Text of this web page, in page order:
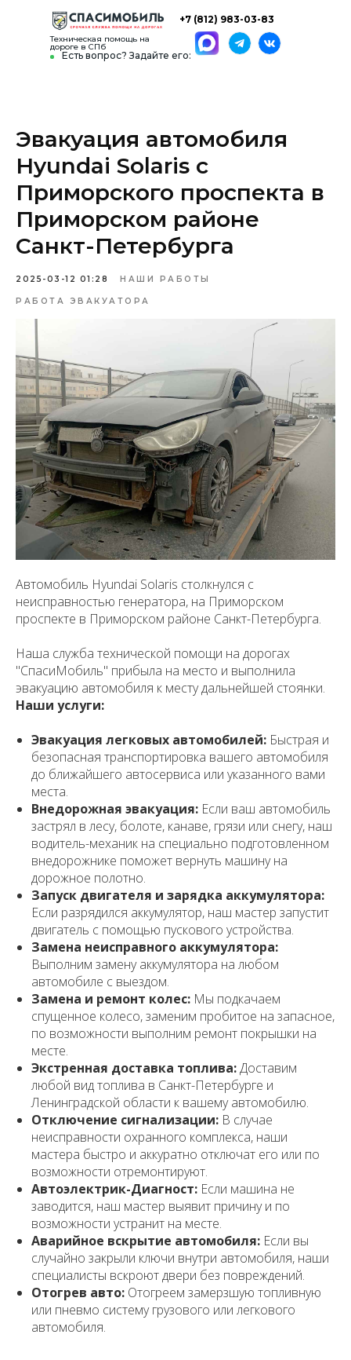
Есть вопрос? Задайте его:
+7 (812) 983-03-83
Техническая помощь на
дороге в СПб
Эвакуация автомобиля
Hyundai Solaris с
Приморского проспекта в
Приморском районе
Санкт-Петербурга
2025-03-12 01:28 НАШИ РАБОТЫ
РАБОТА ЭВАКУАТОРА
Автомобиль Hyundai Solaris столкнулся с
неисправностью генератора, на Приморском
проспекте в Приморском районе Санкт-Петербурга.
Наша служба технической помощи на дорогах
"СпасиМобиль" прибыла на место и выполнила
эвакуацию автомобиля к месту дальнейшей стоянки.
Наши услуги:
Эвакуация легковых автомобилей: Быстрая и
безопасная транспортировка вашего автомобиля
до ближайшего автосервиса или указанного вами
места.
Внедорожная эвакуация: Если ваш автомобиль
застрял в лесу, болоте, канаве, грязи или снегу, наш
водитель-механик на специально подготовленном
внедорожнике поможет вернуть машину на
дорожное полотно.
Запуск двигателя и зарядка аккумулятора:
Если разрядился аккумулятор, наш мастер запустит
двигатель с помощью пускового устройства.
Замена неисправного аккумулятора:
Выполним замену аккумулятора на любом
автомобиле с выездом.
Замена и ремонт колес: Мы подкачаем
спущенное колесо, заменим пробитое на запасное,
по возможности выполним ремонт покрышки на
месте.
Экстренная доставка топлива:Доставим
любой вид топлива в Санкт-Петербурге и
Ленинградской области к вашему автомобилю.
Отключение сигнализации: В случае
неисправности охранного комплекса, наши
мастера быстро и аккуратно отключат его или по
возможности отремонтируют.
Автоэлектрик-Диагност: Если машина не
заводится, наш мастер выявит причину и по
возможности устранит на месте.
Аварийное вскрытие автомобиля: Если вы
случайно закрыли ключи внутри автомобиля, наши
специалисты вскроют двери без повреждений.
Отогрев авто: Отогреем замерзшую топливную
или пневмо систему грузового или легкового
автомобиля.